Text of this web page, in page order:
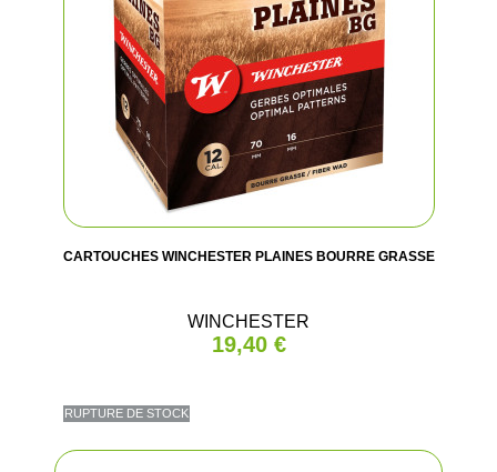
CARTOUCHES WINCHESTER PLAINES BOURRE GRASSE
WINCHESTER
19,40 €
RUPTURE DE STOCK